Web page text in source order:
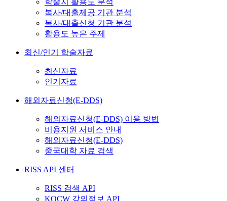
학술지 활용도 분석
복사/대출제공 기관 분석
복사/대출신청 기관 분석
활용도 높은 주제
최신/인기 학술자료
최신자료
인기자료
해외자료신청(E-DDS)
해외자료신청(E-DDS) 이용 방법
비용지원 서비스 안내
해외자료신청(E-DDS)
중국대학 자료 검색
RISS API 센터
RISS 검색 API
KOCW 강의정보 API